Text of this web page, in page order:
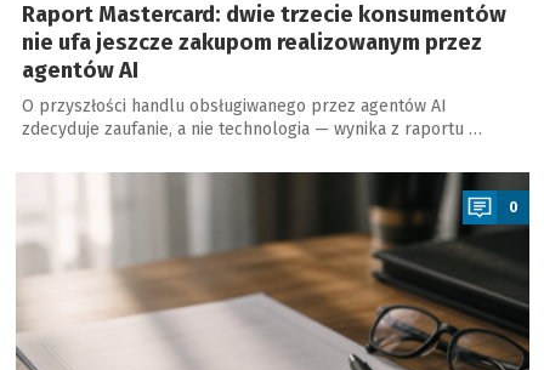
Raport Mastercard: dwie trzecie konsumentów
nie ufa jeszcze zakupom realizowanym przez
agentów AI
O przyszłości handlu obsługiwanego przez agentów AI
zdecyduje zaufanie, a nie technologia — wynika z raportu …
a
0